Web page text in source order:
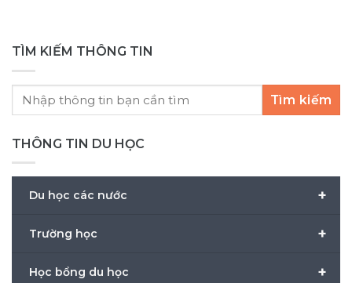
TÌM KIẾM THÔNG TIN
Tìm kiếm
THÔNG TIN DU HỌC
+
Du học các nước
+
Trường học
+
Học bổng du học